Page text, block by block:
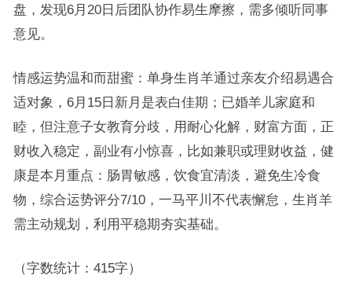
盘，发现6月20日后团队协作易生摩擦，需多倾听同事
意见。
情感运势温和而甜蜜：单身生肖羊通过亲友介绍易遇合
适对象，6月15日新月是表白佳期；已婚羊儿家庭和
睦，但注意子女教育分歧，用耐心化解，财富方面，正
财收入稳定，副业有小惊喜，比如兼职或理财收益，健
康是本月重点：肠胃敏感，饮食宜清淡，避免生冷食
物，综合运势评分7/10，一马平川不代表懈怠，生肖羊
需主动规划，利用平稳期夯实基础。
（字数统计：415字）